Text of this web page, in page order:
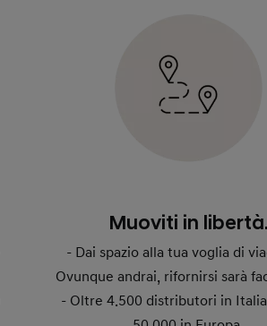
Muoviti in libertà.
- Dai spazio alla tua voglia di
Ovunque andrai, rifornirsi sarà
- Oltre 4.500 distributori in